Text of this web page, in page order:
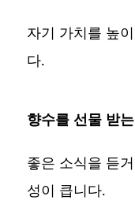
자기 가치를 높
다.
향수를 선물 받
좋은 소식을 듣
성이 큽니다.